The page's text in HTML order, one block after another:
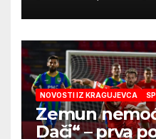
NOVOSTI IZ KRAGUJEVCA
Zemun
Dači“ – prva